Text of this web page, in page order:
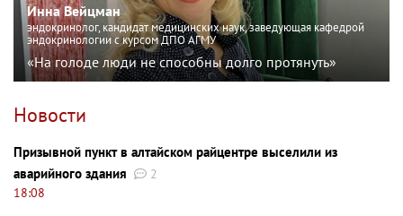
Инна Вейцман
эндокринолог, кандидат медицинских наук, заведующая кафедрой
эндокринологии с курсом ДПО АГМУ
«На голоде люди не способны долго протянуть»
Новости
Призывной пункт в алтайском райцентре выселили из
аварийного здания
2
18:08